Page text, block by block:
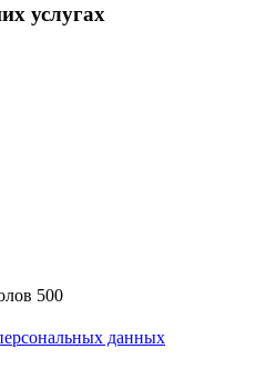
услугах
500
данных